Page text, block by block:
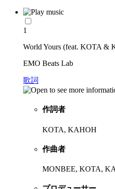
1
World Yours (feat. KOTA &
EMO Beats Lab
歌詞
作詞者
KOTA, KAHOH
作曲者
MONBEE, KOTA,